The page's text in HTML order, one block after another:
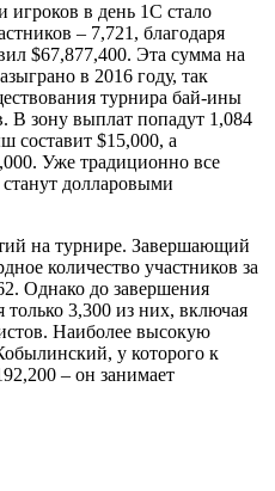
игроков в день 1С стало
– 7,721, благодаря
$67,877,400. Эта сумма на
в 2016 году, так
турнира бай-ины
В зону выплат попадут 1,084
$15,000, а
Уже традиционно все
долларовыми
на турнире. Завершающий
количество участников за
Однако до завершения
только 3,300 из них, включая
Наиболее высокую
у которого к
– он занимает